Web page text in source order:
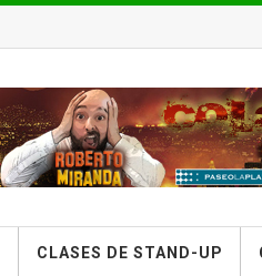
CLASES DE STAND-UP